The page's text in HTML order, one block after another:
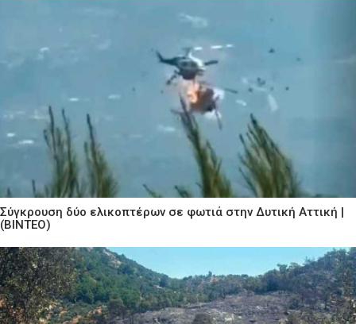
Σύγκρουση δύο ελικοπτέρων σε φωτιά στην Δυτική Αττική |
(ΒΙΝΤΕΟ)